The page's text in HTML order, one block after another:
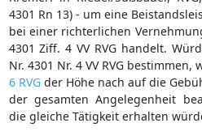
4301 Rn 13) - um eine
bei einer richterlichen
4301 Ziff. 4 VV RVG handelt.
Nr. 4301 Nr. 4 VV RVG bestimmen,
6 RVGder Höhe nach auf die
der gesamten Angelegenheit
die gleiche Tätigkeit erhalten